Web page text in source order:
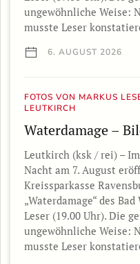
ungewöhnliche Weise:
musste Leser
6. AUGUST 2026
FOTOS VON MARKUS
LEUTKIRCH
Waterdamage –
Leutkirch (ksk / rei) –
Nacht am 7. August
Kreissparkasse
„Waterdamage“ des
Leser (19.00 Uhr). Die
ungewöhnliche Weise:
musste Leser